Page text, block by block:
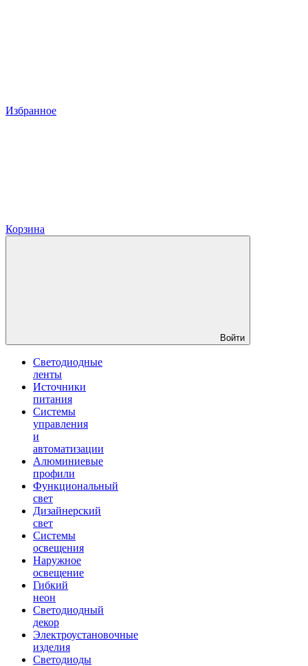
Избранное
Корзина
Войти
Светодиодные
ленты
Источники
питания
Системы
управления
и
автоматизации
Алюминиевые
профили
Функциональный
свет
Дизайнерский
свет
Системы
освещения
Наружное
освещение
Гибкий
неон
Светодиодный
декор
Электроустановочные
изделия
Светодиоды